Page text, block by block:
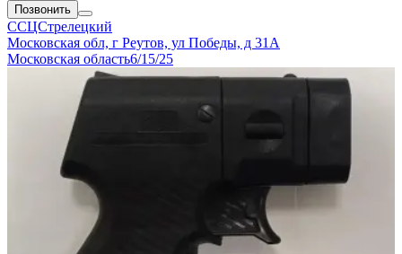
Позвонить
ССЦСтрелецкий
Московская обл, г Реутов, ул Победы, д 31А
Московская область6/15/25